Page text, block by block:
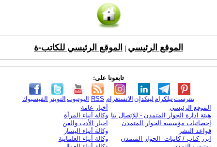
الموقع الرئيسي الموقع الرئيسي للكاتب-ة
تابعونا على:
الفيسبوك التويتر اليوتيوب RSS الانستغرام لينكدإن تيلكرامبنترست
الموقع الرئيسي
هيئة ادارة الحوار المتمدن - للإتصال بنا
إحصائيات مؤسسة الحوار المتمدن
قواعد النشر
ابرز كتاب / كاتبات الحوار المتمدن
أخبار عامة
وكالة أنباء المرأة
اخبار الأدب والفن
وكالة أنباء اليسار
وكالة أنباء العلمانية